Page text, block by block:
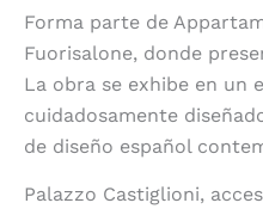
Forma parte de
Fuorisalone, donde
La obra se exhibe en un
cuidadosamente
de diseño español
Palazzo Castiglioni,